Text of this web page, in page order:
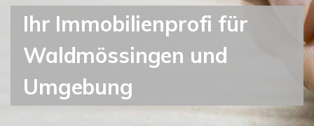
Ihr Immobilienprofi für
Waldmössingen und
Umgebung